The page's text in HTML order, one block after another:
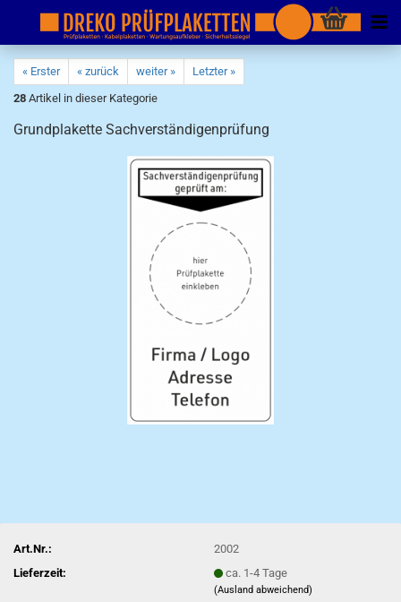
« Erster « zurück weiter »
Letzter »
28 Artikel in dieser Kategorie
Grundplakette Sachverständigenprüfung
Art.Nr.:
2002
Lieferzeit:
ca. 1-4 Tage
(Ausland abweichend)